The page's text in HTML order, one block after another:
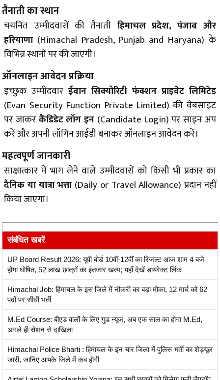
तैनाती का स्थान
चयनित उम्मीदवारों की तैनाती हिमाचल प्रदेश, पंजाब और
हरियाणा (Himachal Pradesh, Punjab and Haryana) के
विभिन्न स्थानों पर की जाएगी।
ऑनलाइन आवेदन प्रक्रिया
इच्छुक उम्मीदवारईवान सिक्योरिटी फंक्शन प्राइवेट लिमिटेड
(Evan Security Function Private Limited) की वेबसाइट
पर जाकरकैंडिडेट लॉग इन (Candidate Login) पर साइन अप
करें और अपनी लॉगिन आईडी बनाकर ऑनलाइन आवेदन करें।
महत्वपूर्ण जानकारी
साक्षात्कार में भाग लेने वाले उम्मीदवारों को किसी भी प्रकार का
दैनिक या यात्रा भत्ता (Daily or Travel Allowance) प्रदान नहीं
किया जाएगा।
संबंधित खबरें
UP Board Result 2026: यूपी बोर्ड 10वीं-12वीं का रिजल्ट आज शाम 4 बजे
होगा घोषित, 52 लाख छात्रों का इंतजार खत्म; यहाँ देखें डायरेक्ट लिंक
Himachal Job: हिमाचल के इस जिले में नौकरी का बड़ा मौका, 12 मार्च को 62
पदों पर सीधी भर्ती
M.Ed Course: बीएड वालों के लिए गुड न्यूज, अब एक साल का होगा M.Ed,
अगले ही सेशन से दाखिला
Himachal Police Bharti : हिमाचल के इन चार जिला में पुलिस भर्ती का शेड्यूल
जारी, जानिए आपके जिले में कब होगी